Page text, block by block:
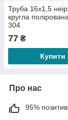
Труба 16х1,5
кругла
304
77 ₴
Купити
Про нас
95%